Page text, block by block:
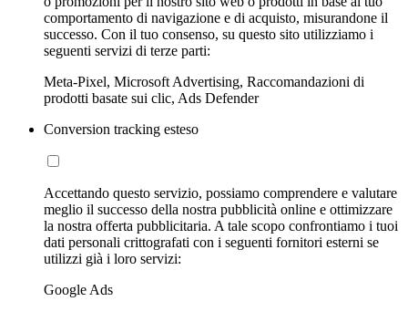
comportamento di navigazione e di acquisto, misurandone il
successo. Con il tuo consenso, su questo sito utilizziamo i
seguenti servizi di terze parti:
Meta-Pixel, Microsoft Advertising, Raccomandazioni di
prodotti basate sui clic, Ads Defender
Conversion tracking esteso
Accettando questo servizio, possiamo comprendere e valutare
meglio il successo della nostra pubblicità online e ottimizzare
la nostra offerta pubblicitaria. A tale scopo confrontiamo i tuoi
dati personali crittografati con i seguenti fornitori esterni se
utilizzi già i loro servizi:
Google Ads